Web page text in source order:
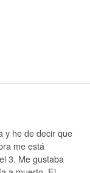
y he de decir que
me está
3. Me gustaba